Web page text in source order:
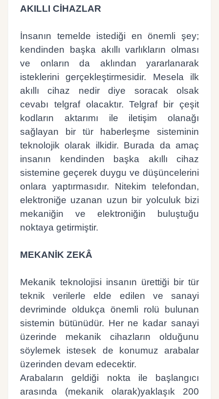
AKILLI CİHAZLAR
İnsanın temelde istediği en önemli şey;
kendinden başka akıllı varlıkların olması
ve onların da aklından yararlanarak
isteklerini gerçekleştirmesidir. Mesela ilk
akıllı cihaz nedir diye soracak olsak
cevabı telgraf olacaktır. Telgraf bir çeşit
kodların aktarımı ile iletişim olanağı
sağlayan bir tür haberleşme sisteminin
teknolojik olarak ilkidir. Burada da amaç
insanın kendinden başka akıllı cihaz
sistemine geçerek duygu ve düşüncelerini
onlara yaptırmasıdır. Nitekim telefondan,
elektroniğe uzanan uzun bir yolculuk bizi
mekaniğin ve elektroniğin buluştuğu
noktaya getirmiştir.
MEKANİK ZEKÂ
Mekanik teknolojisi insanın ürettiği bir tür
teknik verilerle elde edilen ve sanayi
devriminde oldukça önemli rolü bulunan
sistemin bütünüdür. Her ne kadar sanayi
üzerinde mekanik cihazların olduğunu
söylemek istesek de konumuz arabalar
üzerinden devam edecektir.
Arabaların geldiği nokta ile başlangıcı
arasında (mekanik olarak)yaklaşık 200